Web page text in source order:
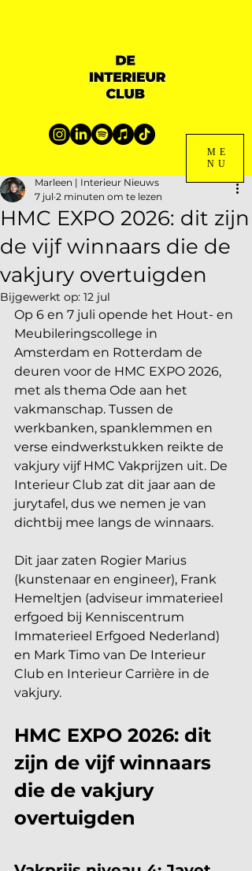
ME
NU
HMC EXPO 2026: dit zijn
de vijf winnaars die de
vakjury overtuigden
Marleen | Interieur Nieuws
7 jul 2 minuten om te lezen
Bijgewerkt op: 12 jul
Op 6 en 7 juli opende het Hout- en
Meubileringscollege in
Amsterdam en Rotterdam de
deuren voor de HMC EXPO 2026,
met als thema Ode aan het
vakmanschap. Tussen de
werkbanken, spanklemmen en
verse eindwerkstukken reikte de
vakjury vijf HMC Vakprijzen uit. De
Interieur Club zat dit jaar aan de
jurytafel, dus we nemen je van
dichtbij mee langs de winnaars.
Dit jaar zaten Rogier Marius
(kunstenaar en engineer), Frank
Hemeltjen (adviseur immaterieel
erfgoed bij Kenniscentrum
Immaterieel Erfgoed Nederland)
en Mark Timo van De Interieur
Club en Interieur Carrière in de
vakjury.
HMC EXPO 2026: dit
zijn de vijf winnaars
die de vakjury
overtuigden